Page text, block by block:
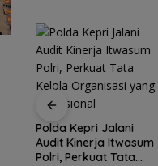
Polda Kepri Jalani
Audit Kinerja Itwasum
Polri, Perkuat Tata